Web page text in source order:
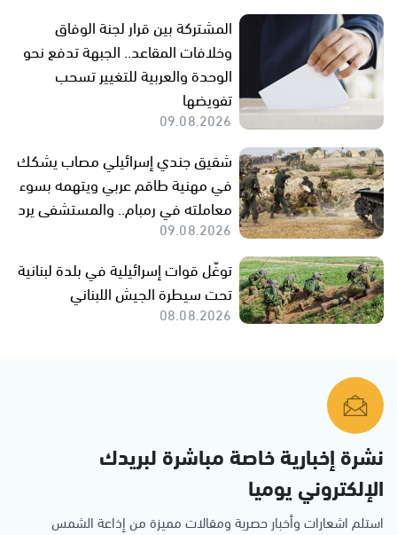
المشتركة بين قرار لجنة الوفاق
وخلافات المقاعد.. الجبهة تدفع نحو
الوحدة والعربية للتغيير تسحب
تفويضها
09.08.2026
شقيق جندي إسرائيلي مصاب يشكك
في مهنية طاقم عربي ويتهمه بسوء
معاملته في رمبام.. والمستشفى يرد
09.08.2026
توغّل قوات إسرائيلية في بلدة لبنانية
تحت سيطرة الجيش اللبناني
08.08.2026
نشرة إخبارية خاصة مباشرة لبريدك
الإلكتروني يوميا
استلم اشعارات وأخبار حصرية ومقالات مميزة من إذاعة الشمس